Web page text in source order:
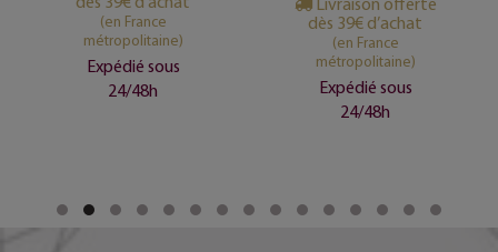
(en France
métropolitaine)
Expédié sous
24/48h
dès 39€ d’achat
(en France
métropolitaine)
Expédié sous
24/48h